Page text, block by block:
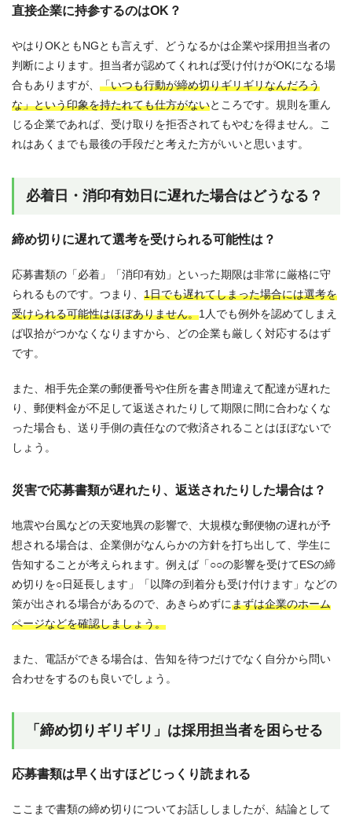
直接企業に持参するのはOK？
やはりOKともNGとも言えず、どうなるかは企業や採用担当者の
判断によります。担当者が認めてくれれば受け付けがOKになる場
合もありますが、 「いつも行動が締め切りギリギリなんだろう
な」という印象を持たれても仕方がないところです。規則を重ん
じる企業であれば、受け取りを拒否されてもやむを得ません。こ
れはあくまでも最後の手段だと考えた方がいいと思います。
必着日・消印有効日に遅れた場合はどうなる？
締め切りに遅れて選考を受けられる可能性は？
応募書類の「必着」「消印有効」といった期限は非常に厳格に守
られるものです。つまり、 1日でも遅れてしまった場合には選考を
受けられる可能性はほぼありません。1人でも例外を認めてしまえ
ば収拾がつかなくなりますから、どの企業も厳しく対応するはず
です。
また、相手先企業の郵便番号や住所を書き間違えて配達が遅れた
り、郵便料金が不足して返送されたりして期限に間に合わなくな
った場合も、送り手側の責任なので救済されることはほぼないで
しょう。
災害で応募書類が遅れたり、返送されたりした場合は？
地震や台風などの天変地異の影響で、大規模な郵便物の遅れが予
想される場合は、企業側がなんらかの方針を打ち出して、学生に
告知することが考えられます。例えば「○○の影響を受けてESの締
め切りを○日延長します」「以降の到着分も受け付けます」などの
策が出される場合があるので、あきらめずにまずは企業のホーム
ページなどを確認しましょう。
また、電話ができる場合は、告知を待つだけでなく自分から問い
合わせをするのも良いでしょう。
「締め切りギリギリ」は採用担当者を困らせる
応募書類は早く出すほどじっくり読まれる
ここまで書類の締め切りについてお話ししましたが、結論として